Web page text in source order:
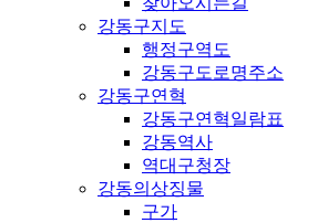
강동구지도
행정구역도
강동구도로명주소
강동구연혁
강동구연혁일람표
강동역사
역대구청장
강동의상징물
구가